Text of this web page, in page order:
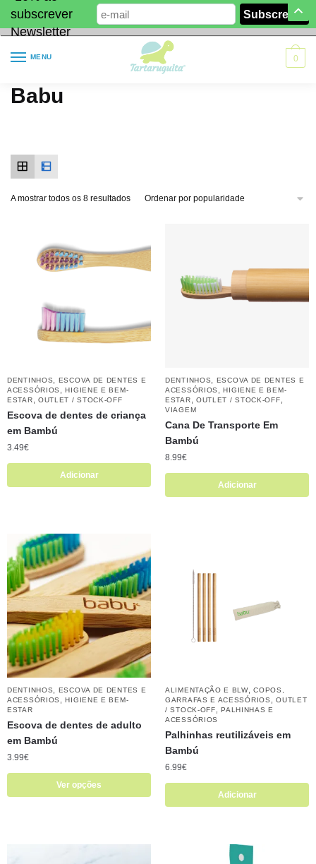
subscrever
Newsletter
MENU 0
Babu
A mostrar todos os 8 resultados
DENTINHOS
ESCOVA DE DENTES E
ACESSÓRIOS
,HIGIENE E BEM-
ESTAR
OUTLET / STOCK-OFF
Escova de dentes de criança
em Bambú
3.49€
Adicionar
DENTINHOS
ESCOVA DE DENTES E
ACESSÓRIOS
,HIGIENE E BEM-
ESTAR
OUTLET / STOCK-OFF
VIAGEM
Cana De Transporte Em
Bambú
8.99€
Adicionar
DENTINHOS
ESCOVA DE DENTES E
ACESSÓRIOS
,HIGIENE E BEM-
ESTAR
Escova de dentes de adulto
em Bambú
3.99€
Ver opções
ALIMENTAÇÃO E BLW,COPOS,
GARRAFAS E ACESSÓRIOS
,OUTLET
/ STOCK-OFF
,PALHINHAS E
ACESSÓRIOS
Palhinhas reutilizáveis em
Bambú
6.99€
Adicionar